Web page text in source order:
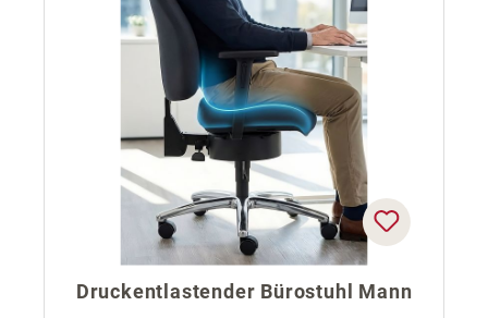
Druckentlastender Bürostuhl Mann